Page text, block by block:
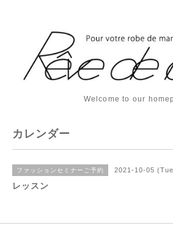
Welcome to our
カレンダー
ファッションセミナーご予約 2021-10-05
レッスン